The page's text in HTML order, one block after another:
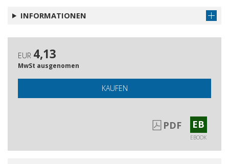
INFORMATIONEN
EUR 4,13
MwSt ausgenomen
KAUFEN
PDF EB
EBOOK